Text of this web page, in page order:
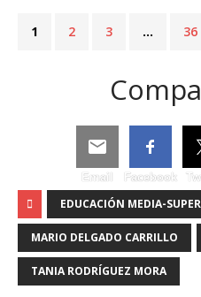
1 2 3 … 36
Email Facebook
EDUCACIÓN MEDIA-
MARIO DELGADO CARRILLO
TANIA RODRÍGUEZ MORA